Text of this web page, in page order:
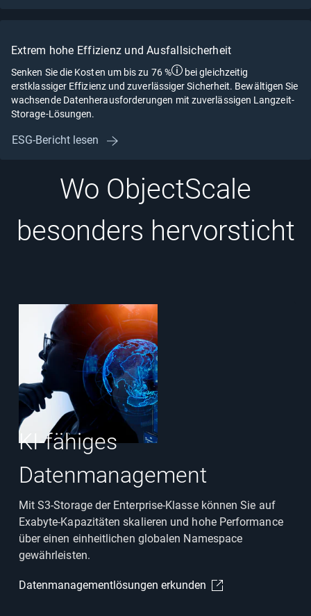
Extrem hohe Effizienz und Ausfallsicherheit
Senken Sie die Kosten um bis zu 76 %
bei gleichzeitig
erstklassiger Effizienz und zuverlässiger Sicherheit. Bewältigen Sie
wachsende Datenherausforderungen mit zuverlässigen Langzeit-
Storage-Lösungen.
ESG-Bericht lesen
Wo ObjectScale
besonders hervorsticht
KI-fähiges
Datenmanagement
Mit S3-Storage der Enterprise-Klasse können Sie auf
Exabyte-Kapazitäten skalieren und hohe Performance
über einen einheitlichen globalen Namespace
gewährleisten.
Datenmanagementlösungen erkunden